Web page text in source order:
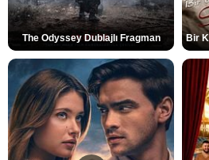
The Odyssey Dublajlı Fragman